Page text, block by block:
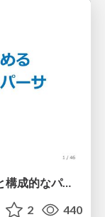
壊れたパーサから始める関数型設計と構成的なパーサ #fp_matsuri
2 440